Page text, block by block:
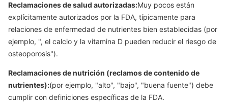
Reclamaciones de salud autorizadas:Muy pocos están
explícitamente autorizados por la FDA, típicamente para
relaciones de enfermedad de nutrientes bien establecidas (por
ejemplo, ", el calcio y la vitamina D pueden reducir el riesgo de
osteoporosis").
Reclamaciones de nutrición (reclamos de contenido de
nutrientes):(por ejemplo, "alto", "bajo", "buena fuente") debe
cumplir con definiciones específicas de la FDA.